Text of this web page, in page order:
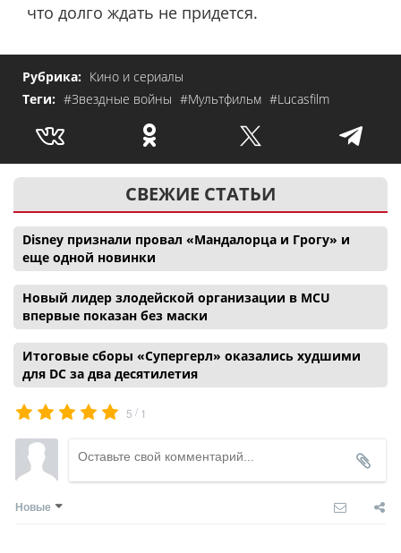
что долго ждать не придется.
Рубрика: Кино и сериалы
Теги: #Звездные войны #Мультфильм #Lucasfilm
СВЕЖИЕ СТАТЬИ
Disney признали провал «Мандалорца и Грогу» и
еще одной новинки
Новый лидер злодейской организации в MCU
впервые показан без маски
Итоговые сборы «Супергерл» оказались худшими
для DC за два десятилетия
5 / 1
Новые